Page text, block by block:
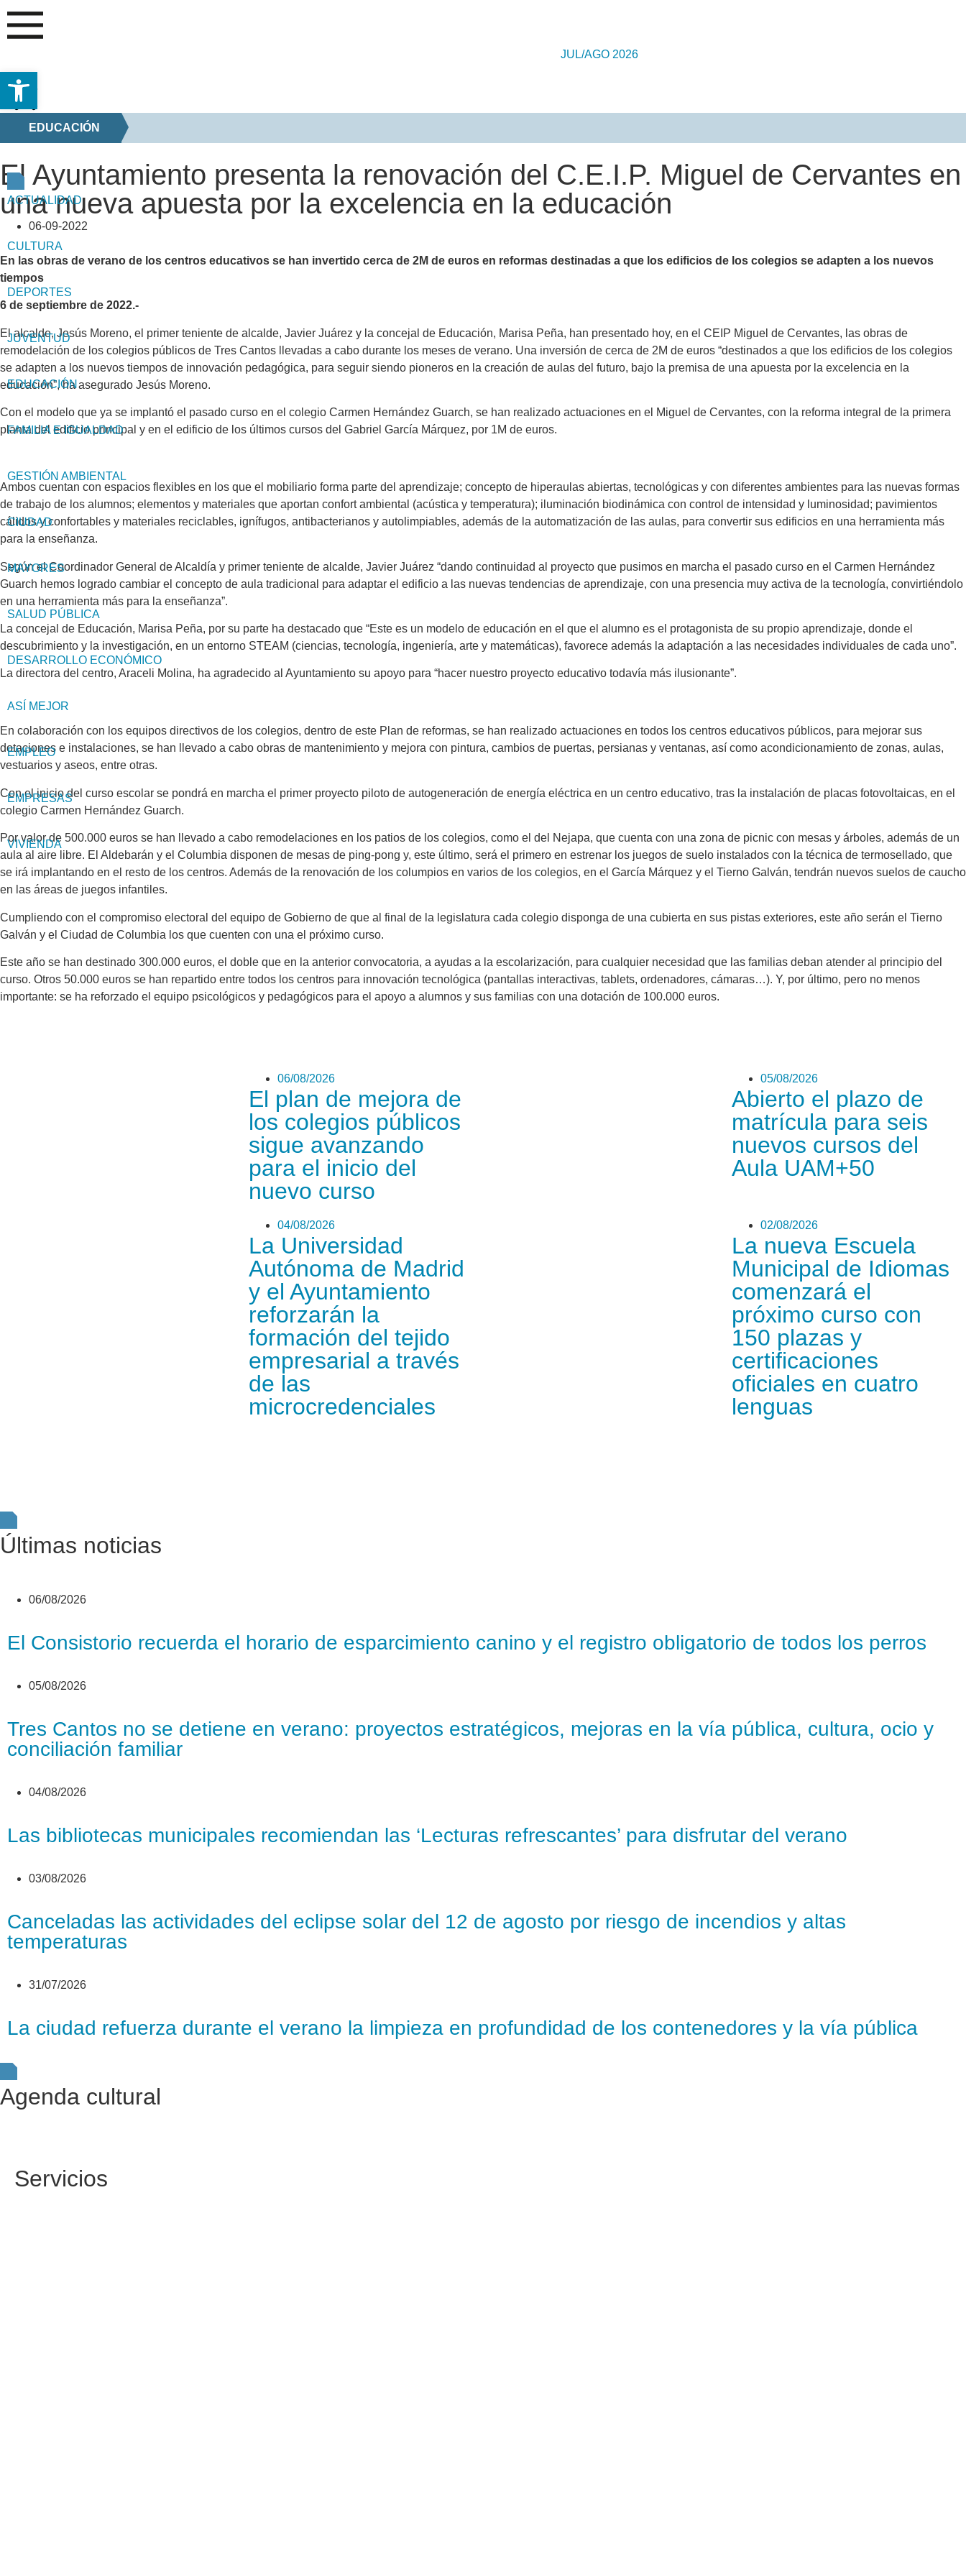
ACTUALIDAD
CULTURA
DEPORTES
JUVENTUD
EDUCACIÓN
FAMILIA E IGUALDAD
GESTIÓN AMBIENTAL
CIUDAD
MAYORES
SALUD PÚBLICA
DESARROLLO ECONÓMICO
ASÍ MEJOR
EMPLEO
EMPRESAS
VIVIENDA
JUL/AGO 2026
EDUCACIÓN
El Ayuntamiento presenta la renovación del C.E.I.P. Miguel de Cervantes en
una nueva apuesta por la excelencia en la educación
06-09-2022
En las obras de verano de los centros educativos se han invertido cerca de 2M de euros en reformas destinadas a que los edificios de los colegios se adapten a los nuevos
tiempos
6 de septiembre de 2022.-
El alcalde, Jesús Moreno, el primer teniente de alcalde, Javier Juárez y la concejal de Educación, Marisa Peña, han presentado hoy, en el CEIP Miguel de Cervantes, las obras de
remodelación de los colegios públicos de Tres Cantos llevadas a cabo durante los meses de verano. Una inversión de cerca de 2M de euros “destinados a que los edificios de los colegios
se adapten a los nuevos tiempos de innovación pedagógica, para seguir siendo pioneros en la creación de aulas del futuro, bajo la premisa de una apuesta por la excelencia en la
educación”, ha asegurado Jesús Moreno.
Con el modelo que ya se implantó el pasado curso en el colegio Carmen Hernández Guarch, se han realizado actuaciones en el Miguel de Cervantes, con la reforma integral de la primera
planta del edificio principal y en el edificio de los últimos cursos del Gabriel García Márquez, por 1M de euros.
Ambos cuentan con espacios flexibles en los que el mobiliario forma parte del aprendizaje; concepto de hiperaulas abiertas, tecnológicas y con diferentes ambientes para las nuevas formas
de trabajo de los alumnos; elementos y materiales que aportan confort ambiental (acústica y temperatura); iluminación biodinámica con control de intensidad y luminosidad; pavimientos
cálidos y confortables y materiales reciclables, ignífugos, antibacterianos y autolimpiables, además de la automatización de las aulas, para convertir sus edificios en una herramienta más
para la enseñanza.
Según el Coordinador General de Alcaldía y primer teniente de alcalde, Javier Juárez “dando continuidad al proyecto que pusimos en marcha el pasado curso en el Carmen Hernández
Guarch hemos logrado cambiar el concepto de aula tradicional para adaptar el edificio a las nuevas tendencias de aprendizaje, con una presencia muy activa de la tecnología, convirtiéndolo
en una herramienta más para la enseñanza”.
La concejal de Educación, Marisa Peña, por su parte ha destacado que “Este es un modelo de educación en el que el alumno es el protagonista de su propio aprendizaje, donde el
descubrimiento y la investigación, en un entorno STEAM (ciencias, tecnología, ingeniería, arte y matemáticas), favorece además la adaptación a las necesidades individuales de cada uno”.
La directora del centro, Araceli Molina, ha agradecido al Ayuntamiento su apoyo para “hacer nuestro proyecto educativo todavía más ilusionante”.
En colaboración con los equipos directivos de los colegios, dentro de este Plan de reformas, se han realizado actuaciones en todos los centros educativos públicos, para mejorar sus
dotaciones e instalaciones, se han llevado a cabo obras de mantenimiento y mejora con pintura, cambios de puertas, persianas y ventanas, así como acondicionamiento de zonas, aulas,
vestuarios y aseos, entre otras.
Con el inicio del curso escolar se pondrá en marcha el primer proyecto piloto de autogeneración de energía eléctrica en un centro educativo, tras la instalación de placas fotovoltaicas, en el
colegio Carmen Hernández Guarch.
Por valor de 500.000 euros se han llevado a cabo remodelaciones en los patios de los colegios, como el del Nejapa, que cuenta con una zona de picnic con mesas y árboles, además de un
aula al aire libre. El Aldebarán y el Columbia disponen de mesas de ping-pong y, este último, será el primero en estrenar los juegos de suelo instalados con la técnica de termosellado, que
se irá implantando en el resto de los centros. Además de la renovación de los columpios en varios de los colegios, en el García Márquez y el Tierno Galván, tendrán nuevos suelos de caucho
en las áreas de juegos infantiles.
Cumpliendo con el compromiso electoral del equipo de Gobierno de que al final de la legislatura cada colegio disponga de una cubierta en sus pistas exteriores, este año serán el Tierno
Galván y el Ciudad de Columbia los que cuenten con una el próximo curso.
Este año se han destinado 300.000 euros, el doble que en la anterior convocatoria, a ayudas a la escolarización, para cualquier necesidad que las familias deban atender al principio del
curso. Otros 50.000 euros se han repartido entre todos los centros para innovación tecnológica (pantallas interactivas, tablets, ordenadores, cámaras…). Y, por último, pero no menos
importante: se ha reforzado el equipo psicológicos y pedagógicos para el apoyo a alumnos y sus familias con una dotación de 100.000 euros.
06/08/2026
El plan de mejora de
los colegios públicos
sigue avanzando
para el inicio del
nuevo curso
05/08/2026
Abierto el plazo de
matrícula para seis
nuevos cursos del
Aula UAM+50
04/08/2026
La Universidad
Autónoma de Madrid
y el Ayuntamiento
reforzarán la
formación del tejido
empresarial a través
de las
microcredenciales
02/08/2026
La nueva Escuela
Municipal de Idiomas
comenzará el
próximo curso con
150 plazas y
certificaciones
oficiales en cuatro
lenguas
Últimas noticias
06/08/2026
El Consistorio recuerda el horario de esparcimiento canino y el registro obligatorio de todos los perros
05/08/2026
Tres Cantos no se detiene en verano: proyectos estratégicos, mejoras en la vía pública, cultura, ocio y
conciliación familiar
04/08/2026
Las bibliotecas municipales recomiendan las ‘Lecturas refrescantes’ para disfrutar del verano
03/08/2026
Canceladas las actividades del eclipse solar del 12 de agosto por riesgo de incendios y altas
temperaturas
31/07/2026
La ciudad refuerza durante el verano la limpieza en profundidad de los contenedores y la vía pública
Agenda cultural
Servicios
Abrir barra de herramientas